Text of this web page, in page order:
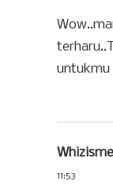
untukmu
Whizisme
11:53